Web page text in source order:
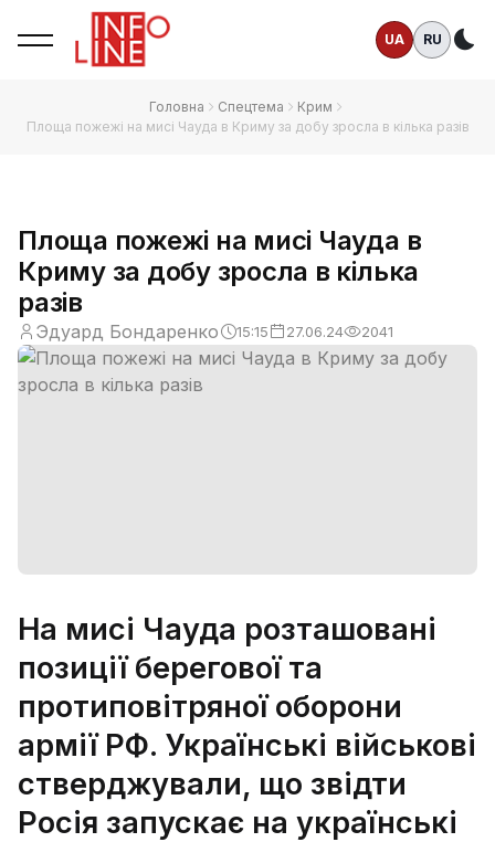
UA RU
Головна Спецтема
Крим
Площа пожежі на мисі Чауда в Криму за добу зросла в кілька разів
Площа пожежі на мисі Чауда в
Криму за добу зросла в кілька
разів
Эдуард Бондаренко 15:15 27.06.24 2041
На мисі Чауда розташовані
позиції берегової та
протиповітряної оборони
армії РФ. Українські військові
стверджували, що звідти
Росія запускає на українські